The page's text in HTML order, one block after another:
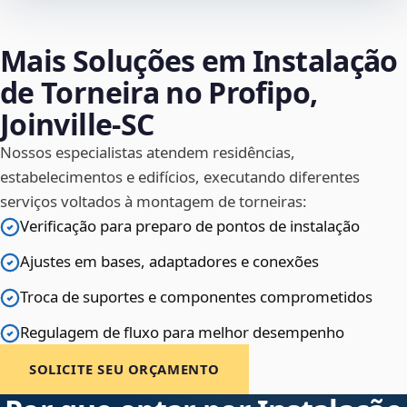
Mais Soluções em Instalação
de Torneira no Profipo,
Joinville‑SC
Nossos especialistas atendem residências,
estabelecimentos e edifícios, executando diferentes
serviços voltados à montagem de torneiras:
Verificação para preparo de pontos de instalação
Ajustes em bases, adaptadores e conexões
Troca de suportes e componentes comprometidos
Regulagem de fluxo para melhor desempenho
SOLICITE SEU ORÇAMENTO